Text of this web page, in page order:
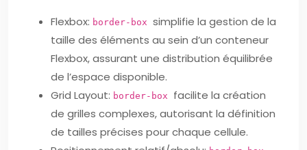
Flexbox: border-box simplifie la gestion de la
taille des éléments au sein d’un conteneur
Flexbox, assurant une distribution équilibrée
de l’espace disponible.
Grid Layout: border-box facilite la création
de grilles complexes, autorisant la définition
de tailles précises pour chaque cellule.